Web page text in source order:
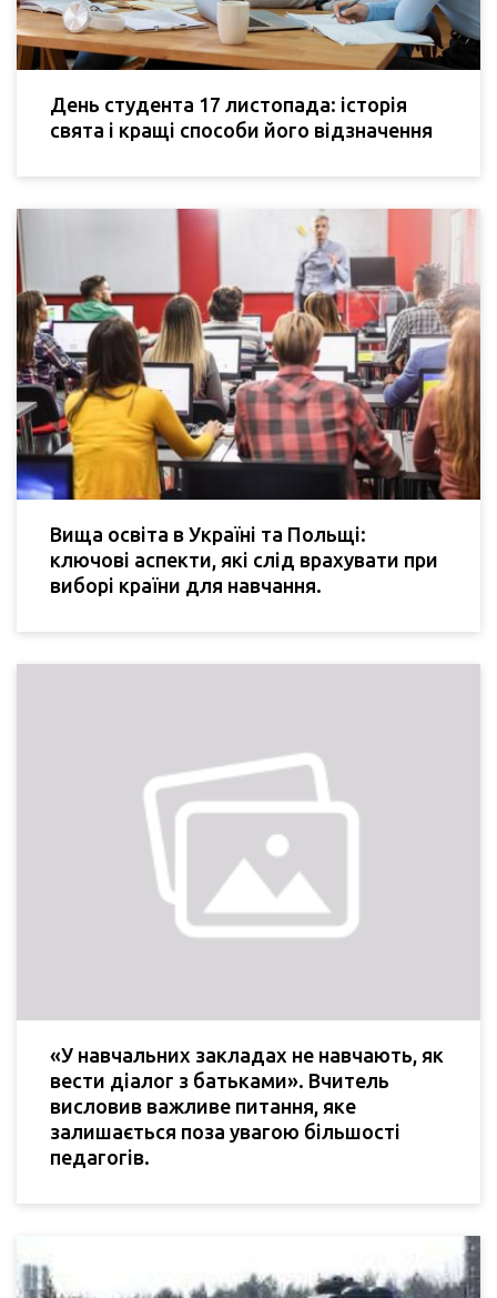
День студента 17 листопада: історія
свята і кращі способи його відзначення
Вища освіта в Україні та Польщі:
ключові аспекти, які слід врахувати при
виборі країни для навчання.
«У навчальних закладах не навчають, як
вести діалог з батьками». Вчитель
висловив важливе питання, яке
залишається поза увагою більшості
педагогів.